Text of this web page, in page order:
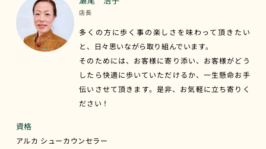
店長
多くの方に歩く事の楽しさを味わって頂きたい
と、日々思いながら取り組んでいます。
そのためには、お客様に寄り添い、お客様がどう
したら快適に歩いていただけるか、一生懸命お手
伝いさせて頂きます。是非、お気軽に立ち寄りく
ださい！
資格
アルカ シューカウンセラー